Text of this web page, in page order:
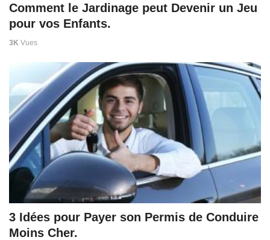
Comment le Jardinage peut Devenir un Jeu
pour vos Enfants.
3K Vues
3 Idées pour Payer son Permis de Conduire
Moins Cher.